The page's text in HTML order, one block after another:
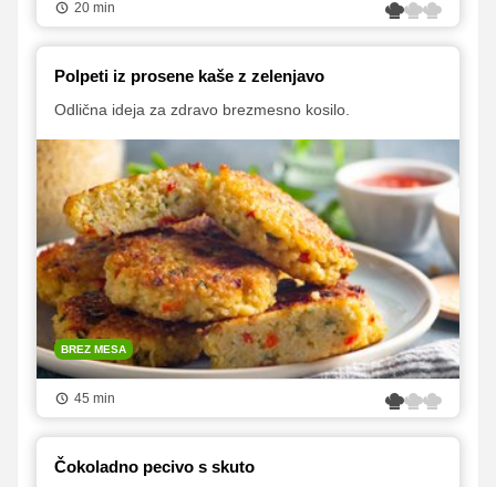
20 min
Polpeti iz prosene kaše z zelenjavo
Odlična ideja za zdravo brezmesno kosilo.
BREZ MESA
45 min
Čokoladno pecivo s skuto